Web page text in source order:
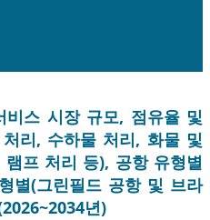
스 시장 규모, 점유율 및
리, 수하물 처리, 화물 및
프 처리 등), 공항 유형별
별(그린필드 공항 및 브라
년)